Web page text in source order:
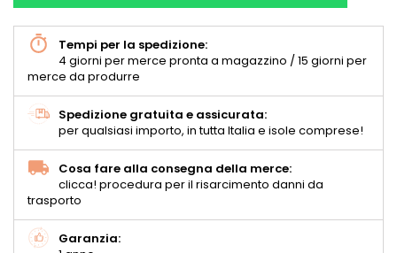
Tempi per la spedizione:
4 giorni per merce pronta a magazzino / 15 giorni per
merce da produrre
Spedizione gratuita e assicurata:
per qualsiasi importo, in tutta Italia e isole comprese!
Cosa fare alla consegna della merce:
clicca! procedura per il risarcimento danni da
trasporto
Garanzia: